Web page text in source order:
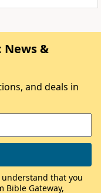
News &
and deals in
that you
Bible Gateway,